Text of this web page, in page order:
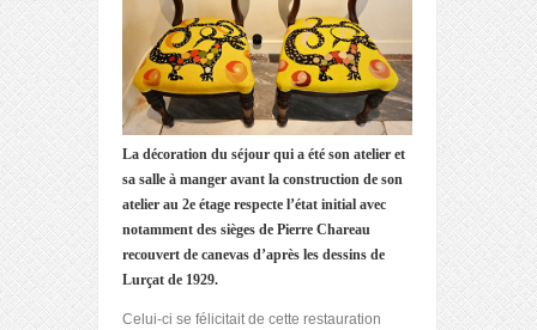
La décoration du séjour qui a été son atelier et
sa salle à manger avant la construction de son
atelier au 2e étage respecte l’état initial avec
notamment des sièges de Pierre Chareau
recouvert de canevas d’après les dessins de
Lurçat de 1929.
Celui-ci se félicitait de cette restauration